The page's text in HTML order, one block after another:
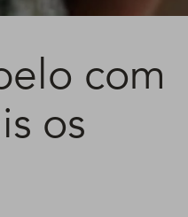
com
os